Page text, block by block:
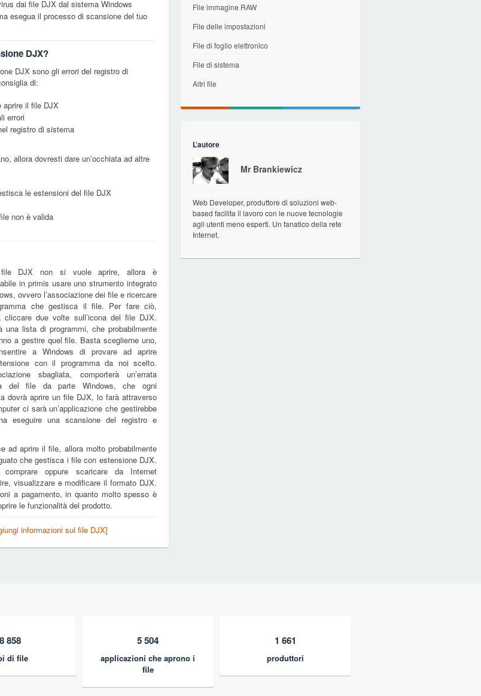
dai file DJX dal sistema Windows
esegua il processo di scansione del tuo
DJX?
DJX sono gli errori del registro di
di:
aprire il file DJX
errori
registro di sistema
allora dovresti dare un’occhiata ad altre
le estensioni del file DJX
non è valida
DJX non si vuole aprire, allora è
in primis usare uno strumento integrato
ovvero l’associazione dei file e ricercare
che gestisca il file. Per fare ciò,
cliccare due volte sull’icona del file DJX.
una lista di programmi, che probabilmente
a gestire quel file. Basta sceglierne uno,
a Windows di provare ad aprire
con il programma da noi scelto.
sbagliata, comporterà un’errata
del file da parte Windows, che ogni
dovrà aprire un file DJX, lo farà attraverso
ci sarà un’applicazione che gestirebbe
eseguire una scansione del registro e
ad aprire il file, allora molto probabilmente
che gestisca i file con estensione DJX.
oppure scaricare da Internet
visualizzare e modificare il formato DJX.
a pagamento, in quanto molto spesso è
le funzionalità del prodotto.
informazioni sul file DJX]
File immagine RAW
File delle impostazioni
File di foglio elettronico
File di sistema
Altri file
L’autore
Mr Brankiewicz
Web Developer, produttore di soluzioni web-
based facilita il lavoro con le nuove tecnologie
agli utenti meno esperti. Un fanatico della rete
Internet.
8 858
di file
5 504
applicazioni che aprono i
file
1 661
produttori